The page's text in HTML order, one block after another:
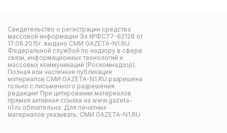
Свидетельство о регистрации средства
массовой информации Эл №ФС77-62128 от
17.06.2015г. выдано СМИ GAZETA-N1.RU
Федеральной службой по надзору в сфере
связи, информационных технологий и
массовых коммуникаций (Роскомнадзор).
Полная или частичная публикация
материалов СМИ GAZETA-N1.RU разрешена
только с письменного разрешения
редакции! При цитировании материалов
прямая активная ссылка на www.gazeta-
n1.ru обязательна. Для печатных
материалов указывать: СМИ GAZETA-N1.RU